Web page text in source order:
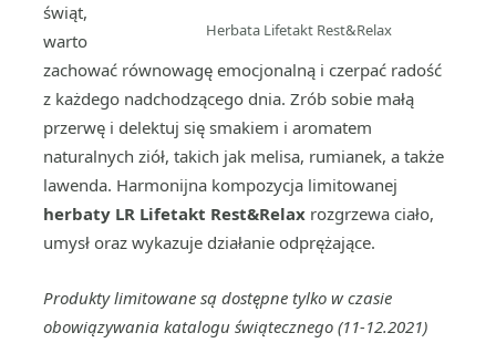
Herbata Lifetakt Rest&Relax
świąt,
warto
zachować równowagę emocjonalną i czerpać radość
z każdego nadchodzącego dnia. Zrób sobie małą
przerwę i delektuj się smakiem i aromatem
naturalnych ziół, takich jak melisa, rumianek, a także
lawenda. Harmonijna kompozycja limitowanej
herbaty LR Lifetakt Rest&Relax rozgrzewa ciało,
umysł oraz wykazuje działanie odprężające.
Produkty limitowane są dostępne tylko w czasie
obowiązywania katalogu świątecznego (11-12.2021)